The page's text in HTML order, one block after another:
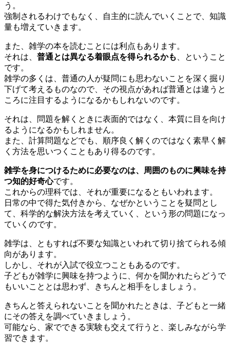
う。
強制されるわけでもなく、自主的に読んでいくことで、知識
量も増えていきます。
また、雑学の本を読むことには利点もあります。
それは、 普通とは異なる着眼点を得られるかも
、ということ
です。
雑学の多くは、普通の人が疑問にも思わないことを深く掘り
下げて考えるものなので、その視点があれば普通とは違うと
ころに注目するようになるかもしれないのです。
それは、問題を解くときに表面的ではなく、本質に目を向け
るようになるかもしれません。
また、計算問題などでも、順序良く解くのではなく素早く解
く方法を思いつくこともあり得るのです。
雑学を身につけるために必要なのは、周囲のものに興味を持
つ知的好奇心です。
これからの理科では、それが重要になるともいわれます。
日常の中で得た気付きから、なぜかということを疑問とし
て、科学的な解決方法を考えていく、という形の問題になっ
ていくのです。
雑学は、ともすれば不要な知識といわれて切り捨てられる傾
向があります。
しかし、それが入試で役立つこともあるのです。
子どもが雑学に興味を持つように、何かを聞かれたらどうで
もいいこととは思わず、きちんと相手をしましょう。
きちんと答えられないことを聞かれたときは、子どもと一緒
にその答えを調べていきましょう。
可能なら、家でできる実験も交えて行うと、楽しみながら学
習できます。